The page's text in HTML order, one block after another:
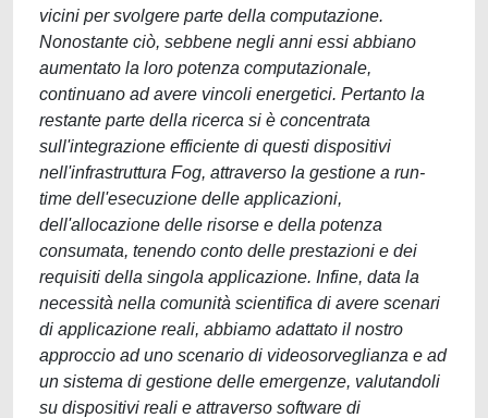
vicini per svolgere parte della computazione.
Nonostante ciò, sebbene negli anni essi abbiano
aumentato la loro potenza computazionale,
continuano ad avere vincoli energetici. Pertanto la
restante parte della ricerca si è concentrata
sull'integrazione efficiente di questi dispositivi
nell'infrastruttura Fog, attraverso la gestione a run-
time dell'esecuzione delle applicazioni,
dell'allocazione delle risorse e della potenza
consumata, tenendo conto delle prestazioni e dei
requisiti della singola applicazione. Infine, data la
necessità nella comunità scientifica di avere scenari
di applicazione reali, abbiamo adattato il nostro
approccio ad uno scenario di videosorveglianza e ad
un sistema di gestione delle emergenze, valutandoli
su dispositivi reali e attraverso software di